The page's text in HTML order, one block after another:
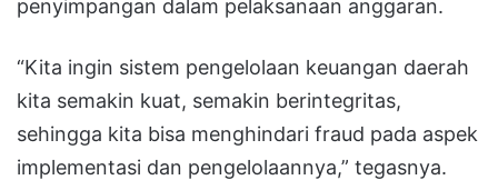
penyimpangan dalam pelaksanaan anggaran.
“Kita ingin sistem pengelolaan keuangan daerah
kita semakin kuat, semakin berintegritas,
sehingga kita bisa menghindari fraud pada aspek
implementasi dan pengelolaannya,” tegasnya.